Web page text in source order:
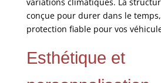
conçue pour durer dans le
protection fiable pour vos
Esthétique et